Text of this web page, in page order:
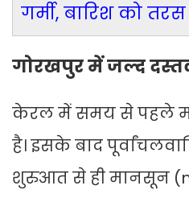
गर्मी, बारिश को
गोरखपुर में जल्द
केरल में समय से पहले
है। इसके बाद
शुरुआत से ही मानसून